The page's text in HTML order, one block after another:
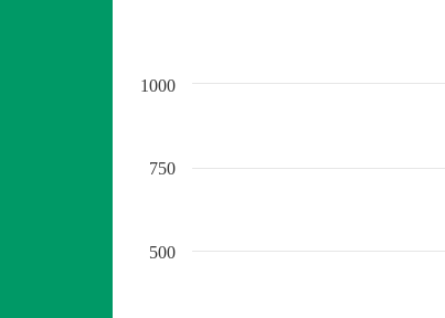
500
750
1000